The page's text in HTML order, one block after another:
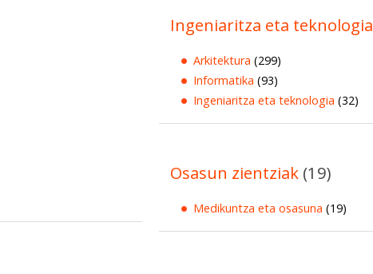
Ingeniaritza eta teknologia
Arkitektura (299)
Informatika (93)
Ingeniaritza eta teknologia (32)
Osasun zientziak (19)
Medikuntza eta osasuna (19)